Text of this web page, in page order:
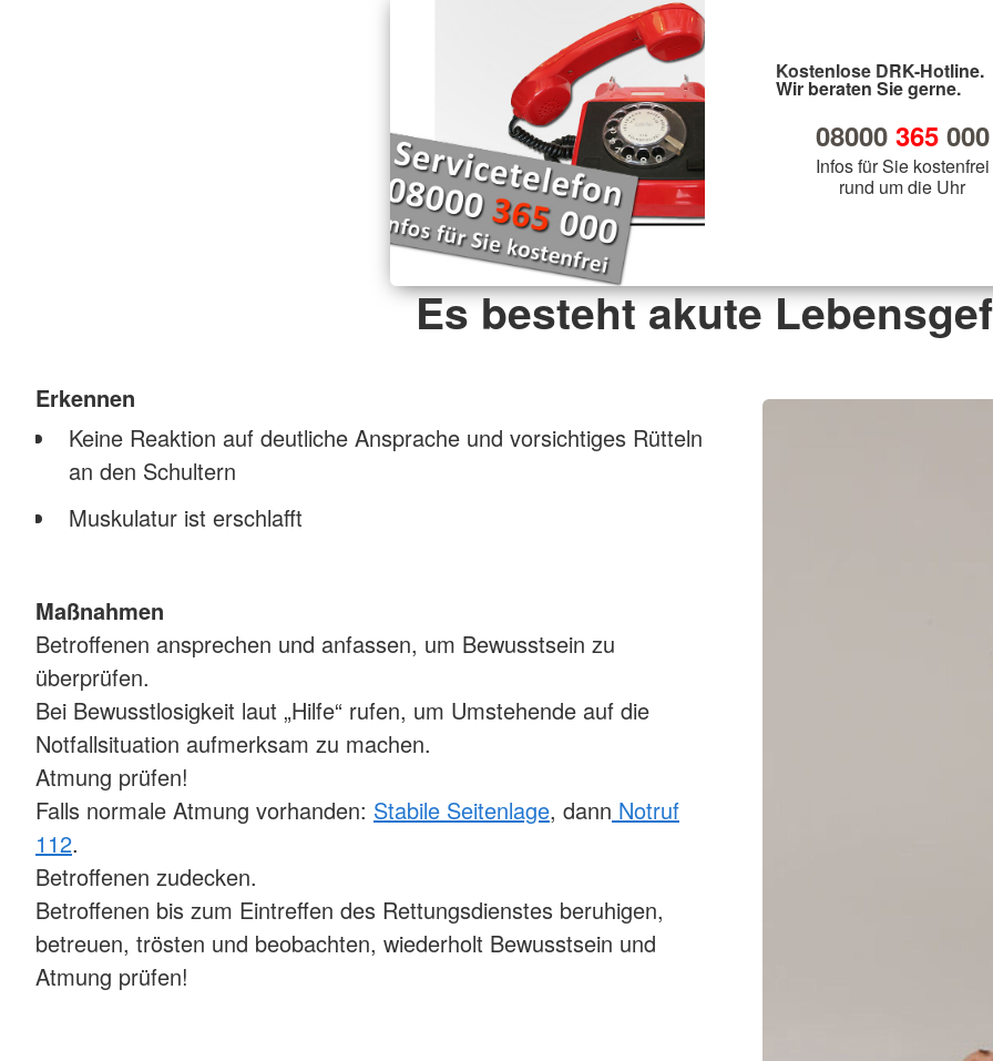
Kostenlose DRK-Hotline.
Wir beraten Sie gerne.
08000 365000
Infos für Sie kostenfrei
rund um die Uhr
Es besteht akute
Erkennen
Keine Reaktion auf deutliche Ansprache und vorsichtiges Rütteln
an den Schultern
Muskulatur ist erschlafft
Maßnahmen
Betroffenen ansprechen und anfassen, um Bewusstsein zu
überprüfen.
Bei Bewusstlosigkeit laut „Hilfe“ rufen, um Umstehende auf die
Notfallsituation aufmerksam zu machen.
Atmung prüfen!
Falls normale Atmung vorhanden: Stabile Seitenlage, dann Notruf
112.
Betroffenen zudecken.
Betroffenen bis zum Eintreffen des Rettungsdienstes beruhigen,
betreuen, trösten und beobachten, wiederholt Bewusstsein und
Atmung prüfen!